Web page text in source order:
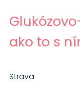
ako to s
Strava